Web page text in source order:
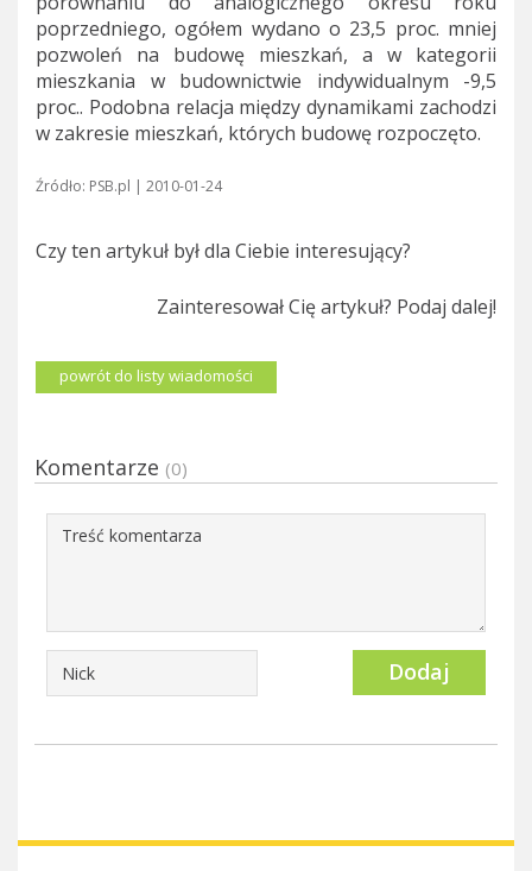
poprzedniego, ogółem wydano o 23,5 proc. mniej
pozwoleń na budowę mieszkań, a w kategorii
mieszkania w budownictwie indywidualnym -9,5
proc.. Podobna relacja między dynamikami zachodzi
w zakresie mieszkań, których budowę rozpoczęto.
Źródło: PSB.pl | 2010-01-24
Czy ten artykuł był dla Ciebie interesujący?
Zainteresował Cię artykuł? Podaj dalej!
powrót do listy wiadomości
Komentarze (0)
Dodaj